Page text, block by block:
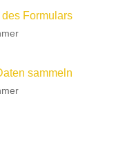
Formulars
sammeln